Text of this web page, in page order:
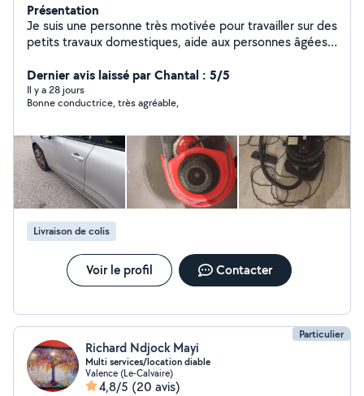
Présentation
Je suis une personne très motivée pour travailler sur des
petits travaux domestiques, aide aux personnes âgées,
dynamique agréable et très à l'écoute des besoins
Dernier avis laissé par Chantal : 5/5
Il y a 28 jours
Bonne conductrice, très agréable,
Livraison de colis
Voir le profil Contacter
Particulier
Richard Ndjock Mayi
Multi services/location diable
Valence (Le-Calvaire)
4,8/5 (20 avis)